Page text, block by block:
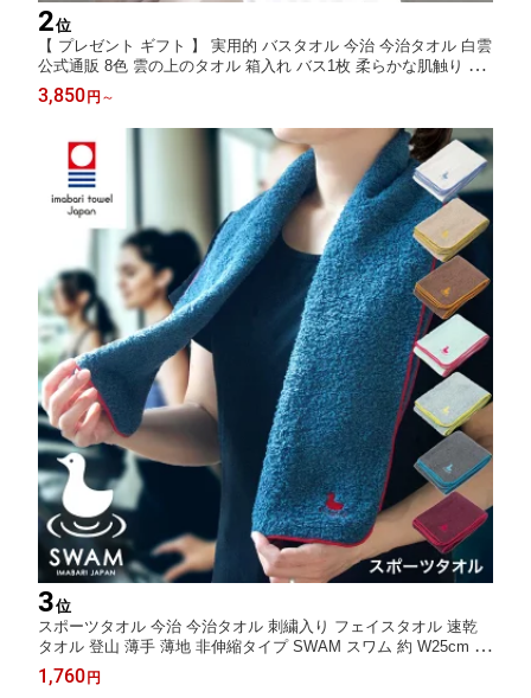
2位
【 プレゼント ギフト 】 実用的 バスタオル 今治 今治タオル 白雲
公式通販 8色 雲の上のタオル 箱入れ バス1枚 柔らかな肌触り 吸
水 軽量 ふわふわ 今治 Hacoon Bath Towel いまばり 高級 セット
内祝い 義母 癒しグッズ 実用的 タオル 母の日
3,850 円 ～
3位
スポーツタオル 今治 今治タオル 刺繍入り フェイスタオル 速乾
タオル 登山 薄手 薄地 非伸縮タイプ SWAM スワム 約 W25cm ×
T115cm 日本製 吸水性 可愛い 【 ブランド おしゃれ スポーツ テ
ニス マラソン 大判 内祝い ベビー プレゼント ギフト 】
1,760 円